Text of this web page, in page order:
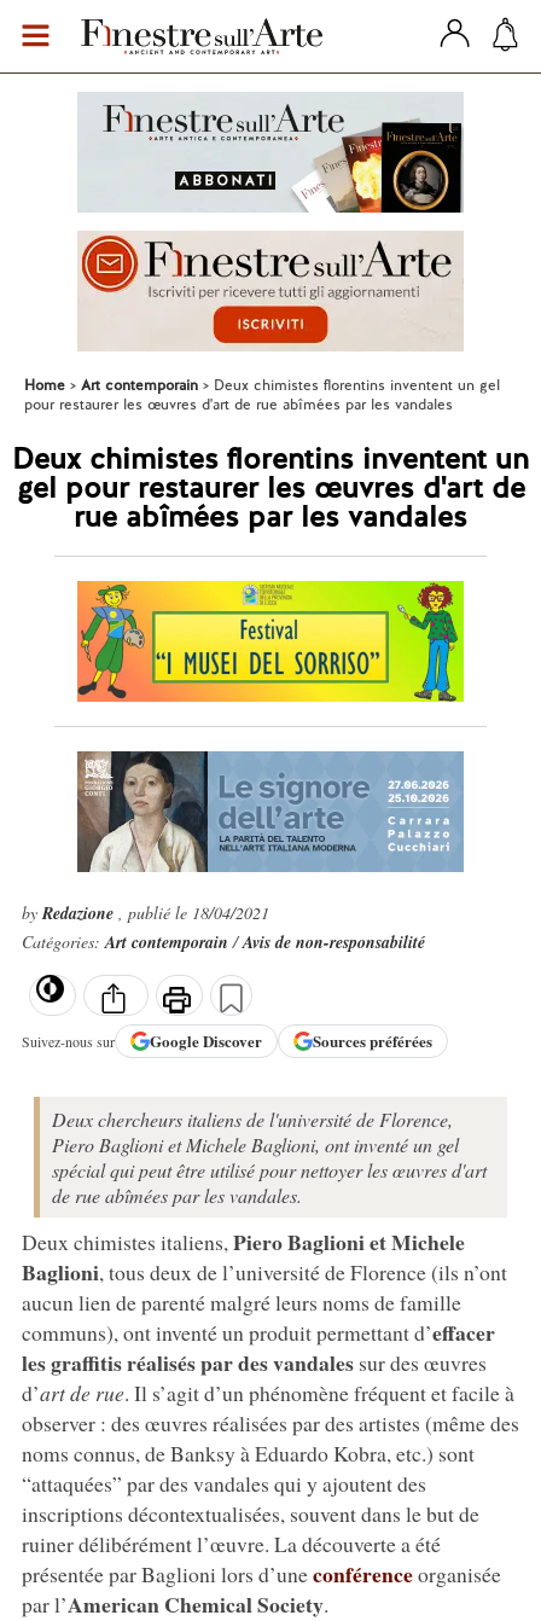
Home Art contemporain
Deux chimistes florentins inventent un gel
pour restaurer les œuvres d'art de rue abîmées par les vandales
Deux chimistes florentins inventent un
gel pour restaurer les œuvres d'art de
rue abîmées par les vandales
byRedazione , publié le 18/04/2021
Catégories:Art contemporain/Avis de non-responsabilité
Suivez-nous sur GoogleDiscover Sources préférées
Deux chercheurs italiens de l'université de Florence,
Piero Baglioni et Michele Baglioni, ont inventé un gel
spécial qui peut être utilisé pour nettoyer les œuvres d'art
de rue abîmées par les vandales.
Deux chimistes italiens, PieroBaglioni et Michele
Baglioni, tous deux de l’université de Florence (ils n’ont
aucun lien de parenté malgré leurs noms de famille
communs), ont inventé un produit permettant d’effacer
les graffitis réalisés par des vandalessur des œuvres
d’art de rue. Il s’agit d’un phénomène fréquent et facile à
observer : des œuvres réalisées par des artistes (même des
noms connus, de Banksy à Eduardo Kobra, etc.) sont
“attaquées” par des vandales qui y ajoutent des
inscriptions décontextualisées, souvent dans le but de
ruiner délibérément l’œuvre. La découverte a été
présentée par Baglioni lors d’uneconférenceorganisée
par l’American Chemical Society.